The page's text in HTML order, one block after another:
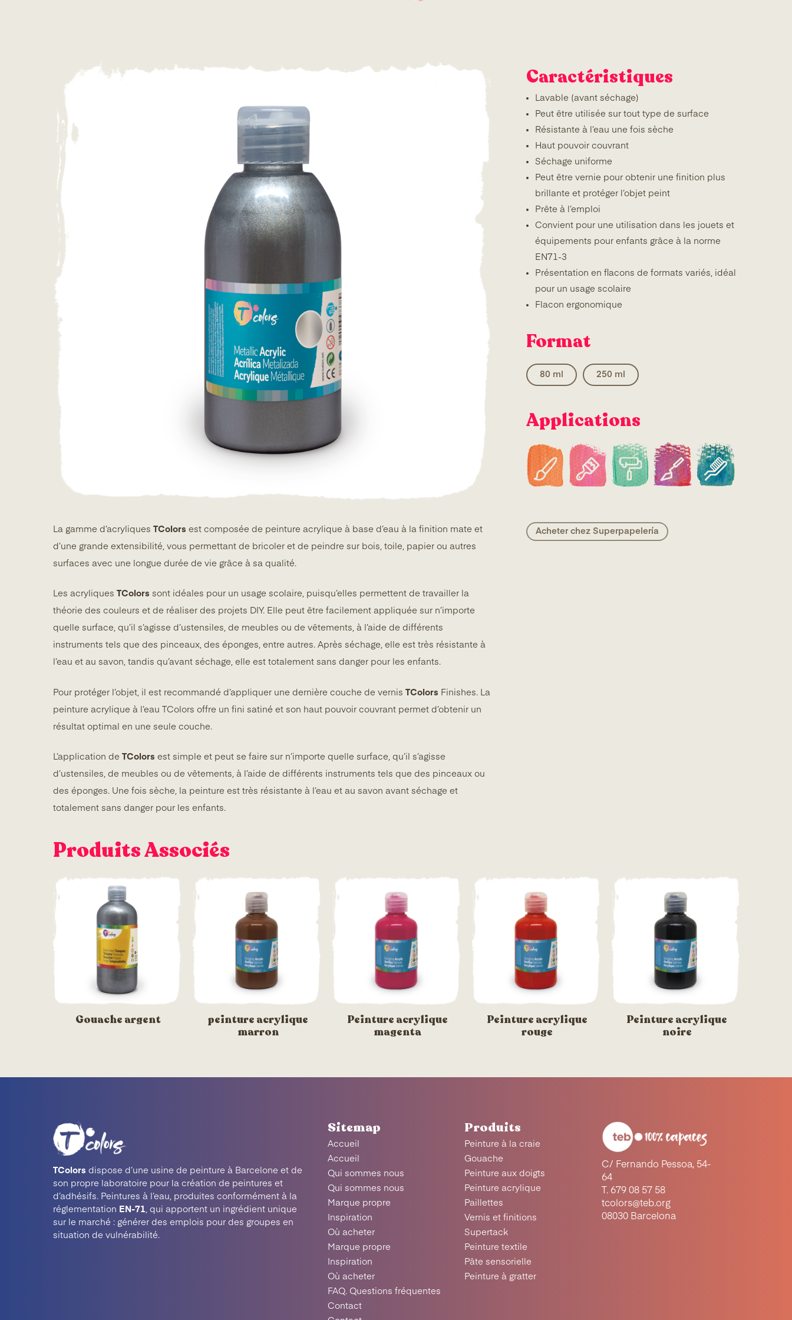
La gamme d’acryliques TColors est composée de peinture acrylique à base d’eau à la finition mate et
d’une grande extensibilité, vous permettant de bricoler et de peindre sur bois, toile, papier ou autres
surfaces avec une longue durée de vie grâce à sa qualité.
Les acryliques TColors sont idéales pour un usage scolaire, puisqu’elles permettent de travailler la
théorie des couleurs et de réaliser des projets DIY. Elle peut être facilement appliquée sur n’importe
quelle surface, qu’il s’agisse d’ustensiles, de meubles ou de vêtements, à l’aide de différents
instruments tels que des pinceaux, des éponges, entre autres. Après séchage, elle est très résistante à
l’eau et au savon, tandis qu’avant séchage, elle est totalement sans danger pour les enfants.
Pour protéger l’objet, il est recommandé d’appliquer une dernière couche de vernis TColors Finishes. La
peinture acrylique à l’eau TColors offre un fini satiné et son haut pouvoir couvrant permet d’obtenir un
résultat optimal en une seule couche.
L’application de TColors est simple et peut se faire sur n’importe quelle surface, qu’il s’agisse
d’ustensiles, de meubles ou de vêtements, à l’aide de différents instruments tels que des pinceaux ou
des éponges. Une fois sèche, la peinture est très résistante à l’eau et au savon avant séchage et
totalement sans danger pour les enfants.
Caractéristiques
Lavable (avant séchage)
Peut être utilisée sur tout type de surface
Résistante à l’eau une fois sèche
Haut pouvoir couvrant
Séchage uniforme
Peut être vernie pour obtenir une finition plus
brillante et protéger l’objet peint
Prête à l’emploi
Convient pour une utilisation dans les jouets et
équipements pour enfants grâce à la norme
EN71-3
Présentation en flacons de formats variés, idéal
pour un usage scolaire
Flacon ergonomique
Format
80 ml 250 ml
Applications
Acheter chez Superpapelería
Produits Associés
Gouache argent
peinture acrylique
marron
Peinture acrylique
magenta
Peinture acrylique
rouge
Peinture acrylique
noire
TColors dispose d’une usine de peinture à Barcelone et de
son propre laboratoire pour la création de peintures et
d’adhésifs. Peintures à l’eau, produites conformément à la
réglementation EN-71 , qui apportent un ingrédient unique
sur le marché : générer des emplois pour des groupes en
situation de vulnérabilité.
Sitemap
Accueil
Accueil
Qui sommes nous
Qui sommes nous
Marque propre
Inspiration
Où acheter
Marque propre
Inspiration
Où acheter
FAQ. Questions fréquentes
Contact
Produits
Peinture à la craie
Gouache
Peinture aux doigts
Peinture acrylique
Paillettes
Vernis et finitions
Supertack
Peinture textile
Pâte sensorielle
Peinture à gratter
C/ Fernando Pessoa, 54-
64
T. 679 08 57 58
tcolors@teb.org
08030 Barcelona